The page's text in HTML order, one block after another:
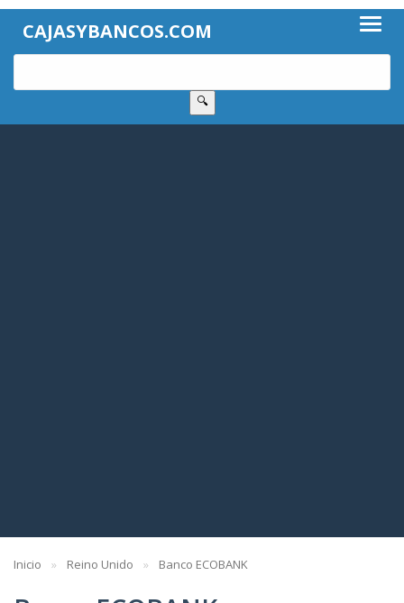
CAJASYBANCOS.COM
🔍
Inicio Reino Unido Banco ECOBANK